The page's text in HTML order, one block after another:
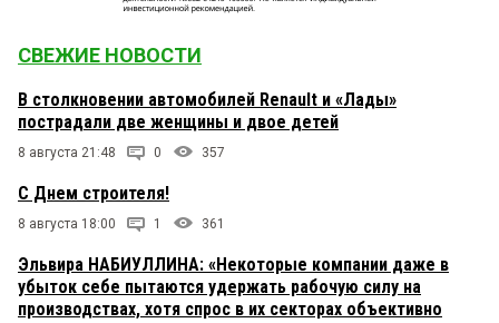
СВЕЖИЕ НОВОСТИ
В столкновении автомобилей Renault и «Лады»
пострадали две женщины и двое детей
8 августа 21:48 0 357
С Днем строителя!
8 августа 18:00 1 361
Эльвира НАБИУЛЛИНА: «Некоторые компании даже в
убыток себе пытаются удержать рабочую силу на
производствах, хотя спрос в их секторах объективно